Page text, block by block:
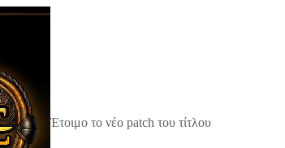
Έτοιμο το νέο patch του τίτλου